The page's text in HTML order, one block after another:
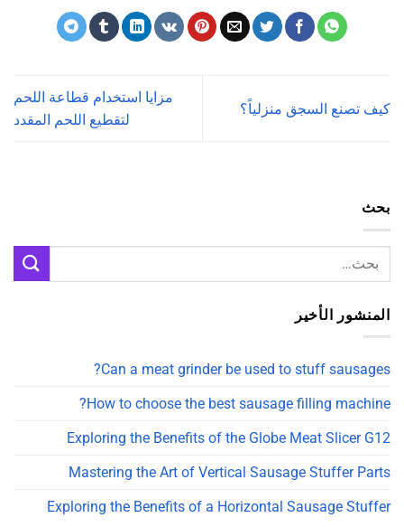
كيف تصنع السجق منزلياً؟
مزايا استخدام قطاعة اللحم
لتقطيع اللحم المقدد
بحث
المنشور الأخير
Can a meat grinder be used to stuff sausages?
How to choose the best sausage filling machine?
Exploring the Benefits of the Globe Meat Slicer G12
Mastering the Art of Vertical Sausage Stuffer Parts
Exploring the Benefits of a Horizontal Sausage Stuffer